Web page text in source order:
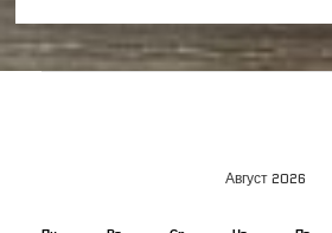
Август 2026